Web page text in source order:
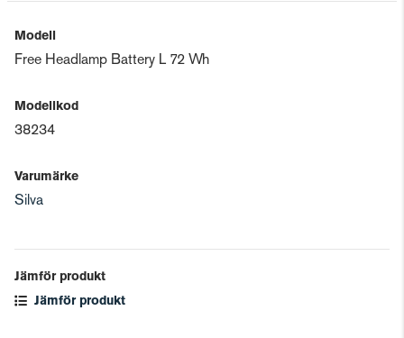
Modell
Free Headlamp Battery L 72 Wh
Modellkod
38234
Varumärke
Silva
Jämför produkt
Jämför produkt